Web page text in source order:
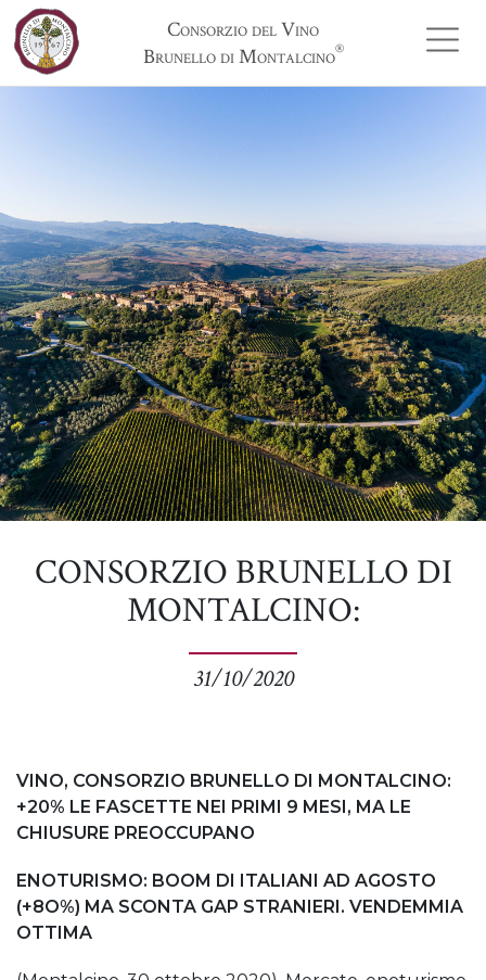
Consorzio del Vino
Brunello di Montalcino®
CONSORZIO BRUNELLO DI
MONTALCINO:
31/10/2020
VINO, CONSORZIO BRUNELLO DI MONTALCINO:
+20% LE FASCETTE NEI PRIMI 9 MESI, MA LE
CHIUSURE PREOCCUPANO
ENOTURISMO: BOOM DI ITALIANI AD AGOSTO
(+8O%) MA SCONTA GAP STRANIERI. VENDEMMIA
OTTIMA